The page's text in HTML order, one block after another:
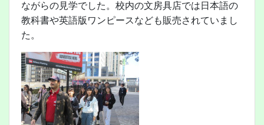
ながらの見学でした。校内の文房具店では日本語の
教科書や英語版ワンピースなども販売されていまし
た。